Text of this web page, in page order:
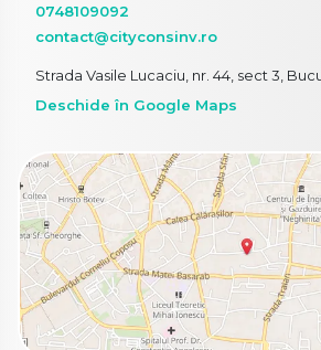
0748109092
contact@cityconsinv.ro
Strada Vasile Lucaciu, nr. 44, sect 3,
Deschide în Google Maps